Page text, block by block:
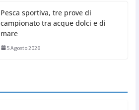
Pesca sportiva, tre prove di
campionato tra acque dolci e di
mare
5 Agosto 2026